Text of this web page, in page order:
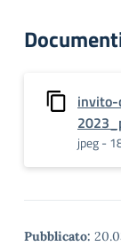
2023/2024, che
12.00, presso la
Sant’Anna, in viale
invito-
jpeg -
Pubblicato: